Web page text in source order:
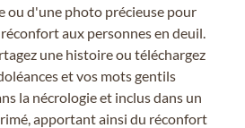
ou d'une photo précieuse pour
aux personnes en deuil.
une histoire ou téléchargez
et vos mots gentils
la nécrologie et inclus dans un
apportant ainsi du réconfort